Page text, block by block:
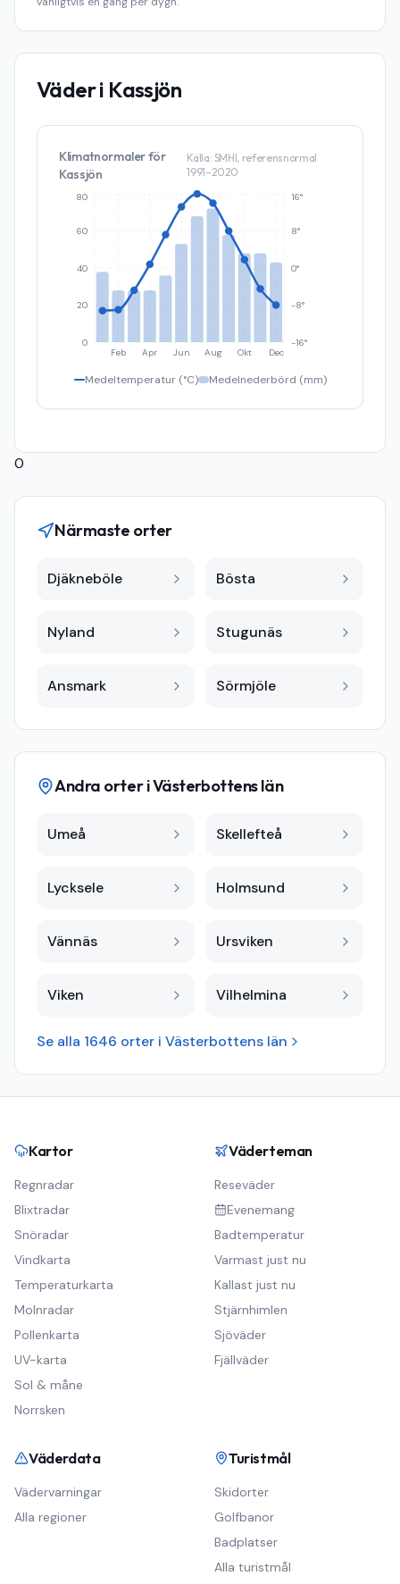
Väder i Kassjön
Klimatnormaler för
Kassjön
Källa: SMHI, referensnormal
1991–2020
Feb Apr Jun Aug Okt Dec
0
20
40
60
80
-16°
-8°
0°
8°
16°
Medeltemperatur (°C) Medelnederbörd (mm)
0
Närmaste orter
Djäkneböle Bösta
Nyland Stugunäs
Ansmark Sörmjöle
Andra orter iVästerbottens län
Umeå Skellefteå
Lycksele Holmsund
Vännäs Ursviken
Viken Vilhelmina
Se alla 1646 orter i Västerbottens län
Kartor
Regnradar
Blixtradar
Snöradar
Vindkarta
Temperaturkarta
Molnradar
Pollenkarta
UV-karta
Sol & måne
Norrsken
Väderteman
Reseväder
Evenemang
Badtemperatur
Varmast just nu
Kallast just nu
Stjärnhimlen
Sjöväder
Fjällväder
Väderdata
Vädervarningar
Alla regioner
Turistmål
Skidorter
Golfbanor
Badplatser
Alla turistmål